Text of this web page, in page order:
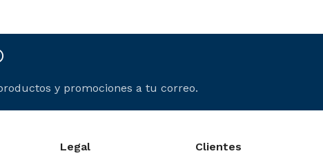
y promociones a tu correo.
Legal Clientes